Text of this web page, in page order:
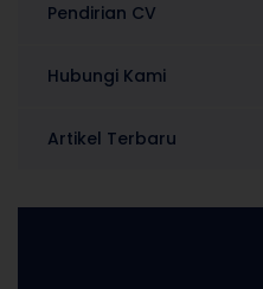
Pendirian CV
Hubungi Kami
Artikel Terbaru